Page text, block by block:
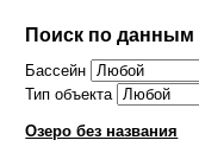
Поиск по данным
Бассейн
Тип объекта
Озеро без названия